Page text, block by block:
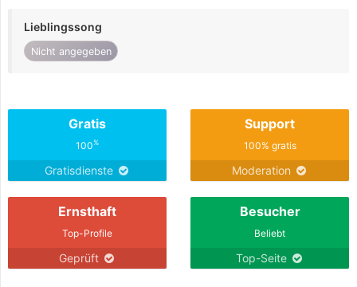
Lieblingssong
Nicht angegeben
Gratis
100%
Gratisdienste
Support
100% gratis
Moderation
Ernsthaft
Top-Profile
Geprüft
Besucher
Beliebt
Top-Seite